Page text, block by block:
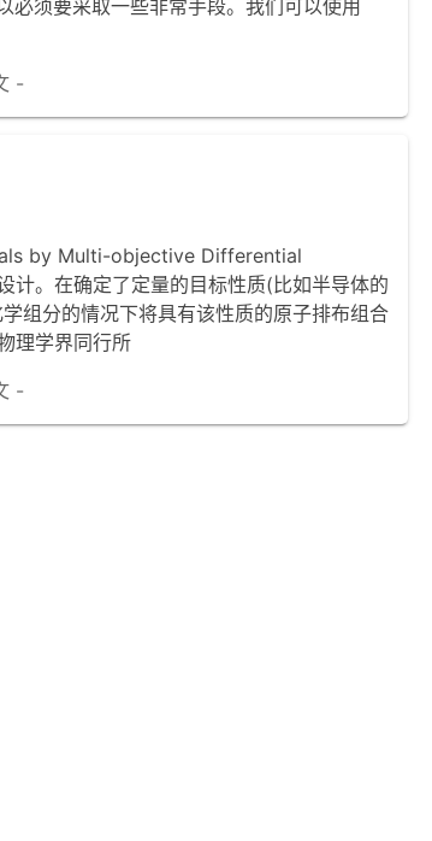
须要采取一些非常手段。我们可以使用
-
by Multi-objective Differential
计。在确定了定量的目标性质(比如半导体的
组分的情况下将具有该性质的原子排布组合
理学界同行所
-